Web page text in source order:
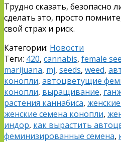
Трудно сказать, безопасно
сделать это, просто
свой страх и риск.
Категории: Новости
Теги: 420, cannabis, female
marijuana, mj, seeds, weed,
конопли, автоцветущие
конопли, выращивание,
растения каннабиса,
женские семена конопли,
индор, как вырастить
феминизированные семена,